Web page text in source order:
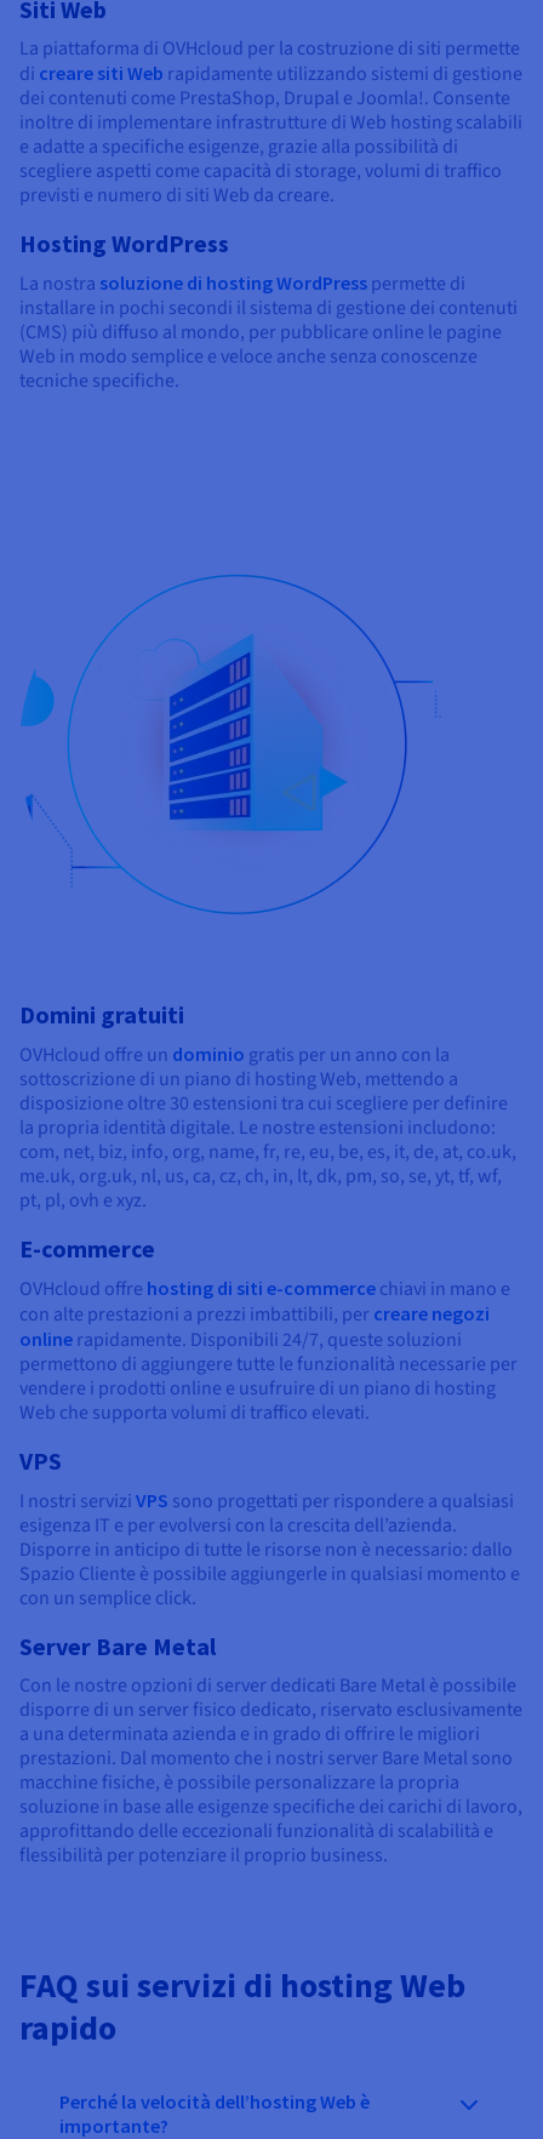
Siti Web
La piattaforma di OVHcloud per la costruzione di siti permette
di creare siti Web rapidamente utilizzando sistemi di gestione
dei contenuti come PrestaShop, Drupal e Joomla!. Consente
inoltre di implementare infrastrutture di Web hosting scalabili
e adatte a specifiche esigenze, grazie alla possibilità di
scegliere aspetti come capacità di storage, volumi di traffico
previsti e numero di siti Web da creare.
Hosting WordPress
La nostra soluzione di hosting WordPress permette di
installare in pochi secondi il sistema di gestione dei contenuti
(CMS) più diffuso al mondo, per pubblicare online le pagine
Web in modo semplice e veloce anche senza conoscenze
tecniche specifiche.
Domini gratuiti
OVHcloud offre un dominio gratis per un anno con la
sottoscrizione di un piano di hosting Web, mettendo a
disposizione oltre 30 estensioni tra cui scegliere per definire
la propria identità digitale. Le nostre estensioni includono:
com, net, biz, info, org, name, fr, re, eu, be, es, it, de, at, co.uk,
me.uk, org.uk, nl, us, ca, cz, ch, in, lt, dk, pm, so, se, yt, tf, wf,
pt, pl, ovh e xyz.
E-commerce
OVHcloud offre hosting di siti e-commerce chiavi in mano e
con alte prestazioni a prezzi imbattibili, per creare negozi
online rapidamente. Disponibili 24/7, queste soluzioni
permettono di aggiungere tutte le funzionalità necessarie per
vendere i prodotti online e usufruire di un piano di hosting
Web che supporta volumi di traffico elevati.
VPS
I nostri servizi VPS sono progettati per rispondere a qualsiasi
esigenza IT e per evolversi con la crescita dell’azienda.
Disporre in anticipo di tutte le risorse non è necessario: dallo
Spazio Cliente è possibile aggiungerle in qualsiasi momento e
con un semplice click.
Server Bare Metal
Con le nostre opzioni di server dedicati Bare Metal è possibile
disporre di un server fisico dedicato, riservato esclusivamente
a una determinata azienda e in grado di offrire le migliori
prestazioni. Dal momento che i nostri server Bare Metal sono
macchine fisiche, è possibile personalizzare la propria
soluzione in base alle esigenze specifiche dei carichi di lavoro,
approfittando delle eccezionali funzionalità di scalabilità e
flessibilità per potenziare il proprio business.
FAQ sui servizi di hosting Web
rapido
Perché la velocità dell’hosting Web è
importante?